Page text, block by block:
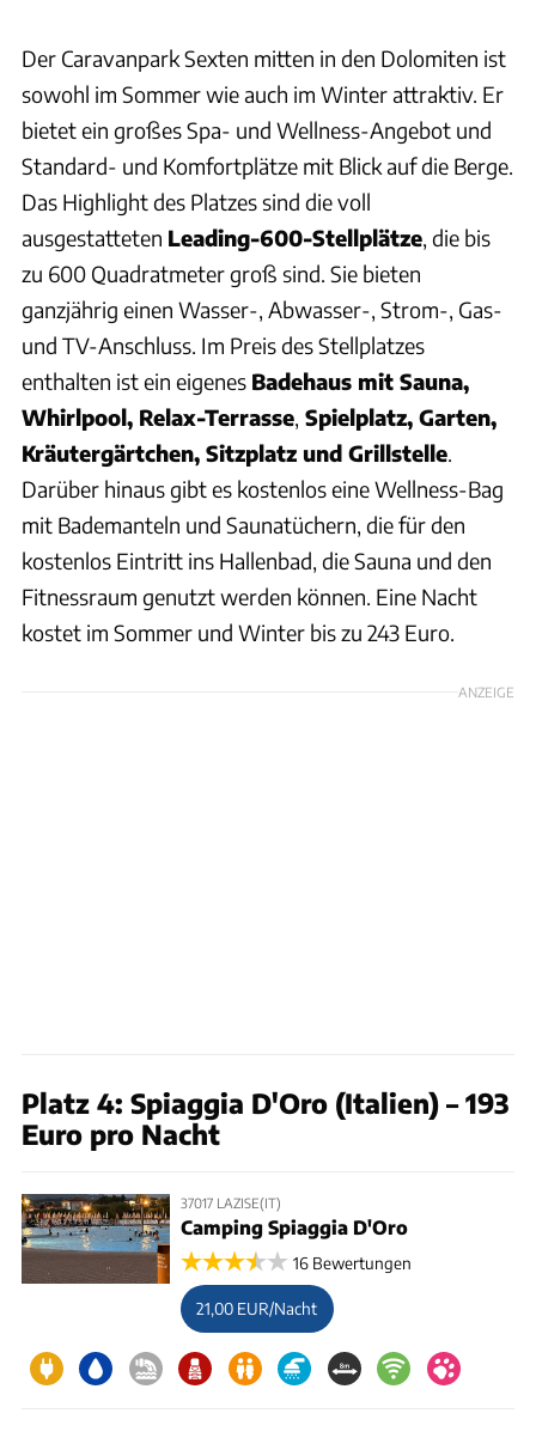
Der Caravanpark Sexten mitten in den Dolomiten ist
sowohl im Sommer wie auch im Winter attraktiv. Er
bietet ein großes Spa- und Wellness-Angebot und
Standard- und Komfortplätze mit Blick auf die Berge.
Das Highlight des Platzes sind die voll
ausgestatteten Leading-600-Stellplätze, die bis
zu 600 Quadratmeter groß sind. Sie bieten
ganzjährig einen Wasser-, Abwasser-, Strom-, Gas-
und TV-Anschluss. Im Preis des Stellplatzes
enthalten ist ein eigenes Badehaus mit Sauna,
Whirlpool, Relax-Terrasse, Spielplatz, Garten,
Kräutergärtchen, Sitzplatz und Grillstelle.
Darüber hinaus gibt es kostenlos eine Wellness-Bag
mit Bademanteln und Saunatüchern, die für den
kostenlos Eintritt ins Hallenbad, die Sauna und den
Fitnessraum genutzt werden können. Eine Nacht
kostet im Sommer und Winter bis zu 243 Euro.
ANZEIGE
Platz 4: Spiaggia D'Oro (Italien) – 193
Euro pro Nacht
37017 LAZISE(IT)
Camping Spiaggia D'Oro
16 Bewertungen
21,00 EUR/Nacht